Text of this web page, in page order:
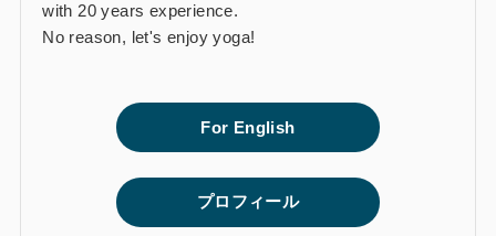
with 20 years experience.
No reason, let's enjoy yoga!
For English
プロフィール